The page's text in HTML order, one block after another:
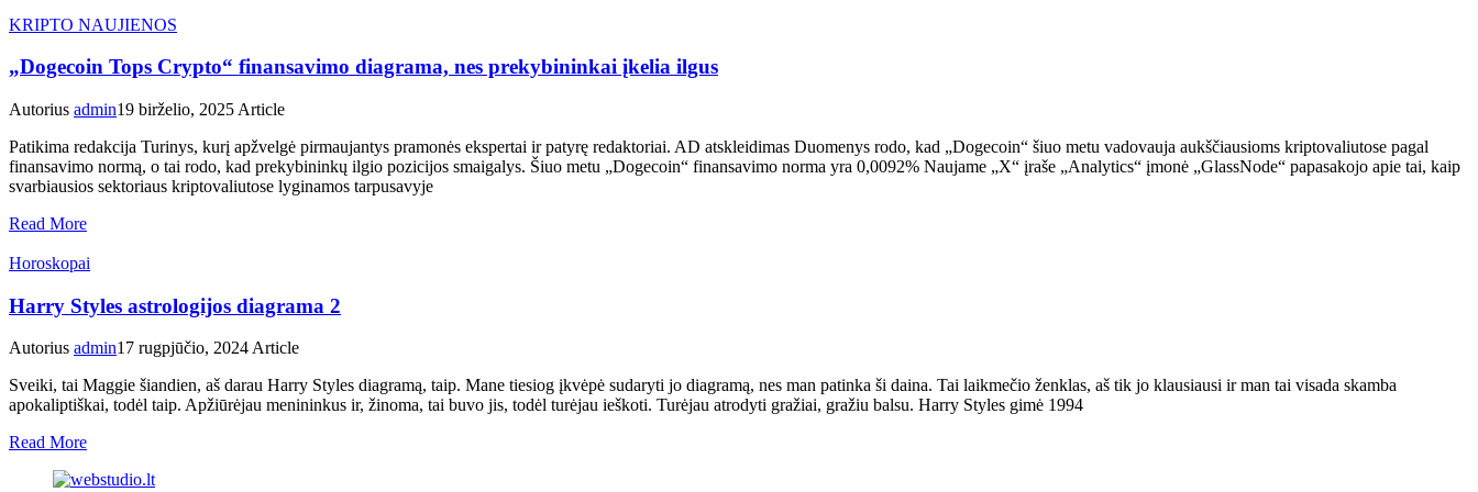
KRIPTO NAUJIENOS
„Dogecoin Tops Crypto“ finansavimo diagrama, nes prekybininkai įkelia ilgus
Autorius admin19 birželio, 2025 Article
Patikima redakcija Turinys, kurį apžvelgė pirmaujantys pramonės ekspertai ir patyrę redaktoriai. AD atskleidimas Duomenys rodo, kad „Dogecoin“ šiuo metu vadovauja aukščiausioms kriptovaliutose pagal
finansavimo normą, o tai rodo, kad prekybininkų ilgio pozicijos smaigalys. Šiuo metu „Dogecoin“ finansavimo norma yra 0,0092% Naujame „X“ įraše „Analytics“ įmonė „GlassNode“ papasakojo apie tai, kaip
svarbiausios sektoriaus kriptovaliutose lyginamos tarpusavyje
Read More
Horoskopai
Harry Styles astrologijos diagrama 2
Autorius admin17 rugpjūčio, 2024Article
Sveiki, tai Maggie šiandien, aš darau Harry Styles diagramą, taip. Mane tiesiog įkvėpė sudaryti jo diagramą, nes man patinka ši daina. Tai laikmečio ženklas, aš tik jo klausiausi ir man tai visada skamba
apokaliptiškai, todėl taip. Apžiūrėjau menininkus ir, žinoma, tai buvo jis, todėl turėjau ieškoti. Turėjau atrodyti gražiai, gražiu balsu. Harry Styles gimė 1994
Read More